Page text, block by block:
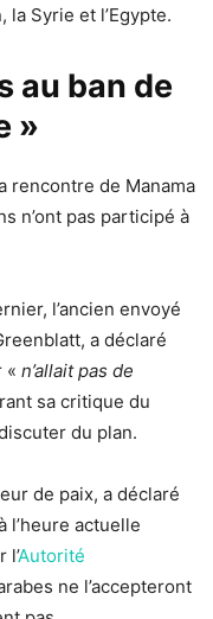
Syrie et l’Egypte.
au ban de
»
rencontre de Manama
n’ont pas participé à
l’ancien envoyé
a déclaré
« n’allait pas de
sa critique du
du plan.
de paix, a déclaré
l’heure actuelle
Autorité
ne l’accepteront